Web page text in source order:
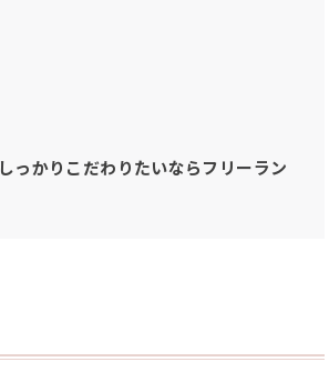
っかりこだわりたいならフリーラン